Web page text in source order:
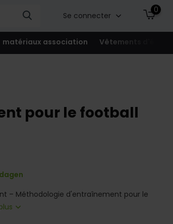
Se connecter
0
matériaux association Vêtements
pour le football
– Méthodologie d'entraînement pour le